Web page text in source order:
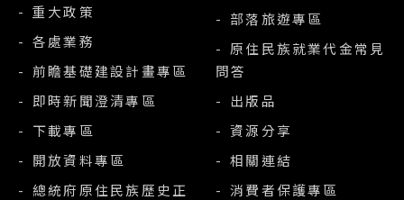
- 重大政策
- 各處業務
- 前瞻基礎建設計畫專區
- 即時新聞澄清專區
- 下載專區
- 開放資料專區
- 總統府原住民族歷史正
- 部落旅遊專區
- 原住民族就業代金常見
問答
- 出版品
- 資源分享
- 相關連結
- 消費者保護專區